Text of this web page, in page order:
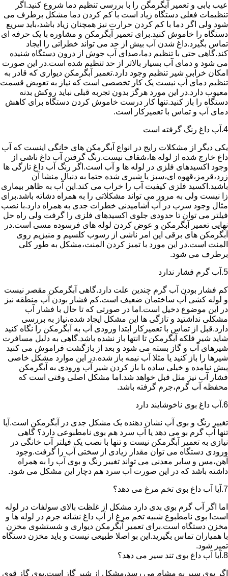
عیب یابی و تعمیر آبگرمگن را با بررسی تنظیم دما شروع کنید.اگر
تنظیمات فعلی دستگاه زیاد است با کم کردن دما مشکل برطرف می
شود ولی اگر دما با کم کردن حرارت نیز همچنان زیاد باشد،باید سریع
دستگاه را خاموش کنید.برای تعمیر آبگرمکن و مشاوره با یک حرفه ای
تماس بگیرد.داغ شدن آب بیش از حد می تواند خطراتی را ایجاد
کند.گاهی حتی با تنظیم دما،صدای آب جوش از درون دستگاه شنیده
می شود و دمای آب بسیار بالاتر از حد تنظیم شده است.در این صورت
امکان خرابی شیر تنظیم وجود دارد.تعمیر آبگرمکن دیواری که قادر به
تنظیم دمای آب نیست یک کار تخصصی است که نیاز به تعویض قسمت
معیوب دارد.در این مورد هرگز بدون تجربه قبلی نباید روکش بدنه
دستگاه را باز کنید.تنها کار درست خاموش کردن دستگاه برای کاهش
دمای آب و تماس با تعمیرکار است.
4.آب داغ رنگ گرفته است
یکی دیگر از مشکلات رایج در انواع آبگرمکن های خانگی اینست که آب
داغ خارج شده از لوله ها،شفاف نیست.رنگ گرفتن آب داغ ناشی از
وجود اکسیدهای فلزی در لوله ها و آب است.اگر رنگ آب داغ تازگی ها
زرد،قرمز،قهوه ای،سبز یا شیری شده حتما به دنبال منشا آن
باشید.اکسید فلزی کیفیت آب را خراب می کند.این آب به ظاهر بیماری
زا نیست ولی به مرور می تواند مشکلاتی را به همراه دشاته باشد.برای
مثال وجود سرب در آب آشامیدنی خطرات جدی به همراه دارد.با نصب
فیلتر می توان تا حدودی جلوی اکسیدهای فلزی را گرفت ولی راه حل
نهایی تعمیر آبگرمکن و عوض کردن لوله های فرسوده مسی است.در
آبگرمکن های برقی این امر ناشی از رسوب کلسیم و منیزیم روی
المنت است.در این مورد با تمیز کردن المنت،مشکل به طور کلی
برطرف می شود.
5.آب گرم فشار ندارد
کم فشار بودن آب گرم چندین علت دارد.گاهی آبگرمکن مقصر نیست
و لوله کشی آب ساختمان ضعیف است.کم فشار بودن آب منطقه نیز
در این موضوع دخیل است.اما در صورتی که تا حال با فشار آب
مشکلی نداشتید و تازگی ها این مشکل ایجاد شده،نیاز به بررسی
دارد.قبل از تماس با تعمیرکار ابتدا ورودی آب به آبگرمکن را نگاه کنید
شاید شیر فلکه آبگرمکن تا انتها باز نشده باشد.گاهی به دلیل مسافرت
شیرهای آب و گاز بسته می شود و بعد از بازگشت فراموش می کنید
شیرها را باز کنید یا مثلا آب نیمه باز شده.در این موارد مشکل خاصی
پیش نیامده و خیلی ساده با باز کردن شیر آب ورودی به آبگرمکن
فشار آب نیز مثل قبل خواهد شد.اما مشکل اصلی وقتی است که
محفظه آب گرم،جرم گرفته باشد.
6.آب داغ بوی ناخوشایند دارد
تغییر رنگ و بوی آب نشان دهنده یک مشکل جدی در آبگرمکن است.آیا
تنها آب گرم بو می دهد یا آب سرد هم بوی نامطبوعی دارد؟ گاهی
نیازی به تعمیر آبگرمکن نیست و تنها با نصب یک فیلتر آب خانگی در
ورودی دستگاه می توان مقدار زیادی از سختی آب را گرفت.وجود
آهن،مس و سایر معدنی می تواند تغییر رنگ و بوی آب را به همراه
داشته باشد که در این صورت آب سرد هم دچار این مشکل می شود.
7.آیا آب داغ بوی تخم مرغ می دهد؟
اما اگر آب گرم بوی بدی دارد مشکل از غلظت بالای سولفات در لوله
است! بوی نامطبوع شبیه تخم مرغ از آب داغ نشانه جرم در لوله ها و
مخزن دستگاه است.برای تعمیر آبگرمکن دیواری و شستشوی مخزن
با همیاران تماس بگیرید.این بو اصلا طبیعی نیست و باید مخزن دستگاه
تمیز شود.
8.آیا آب داغ بوی تند سیر می دهد؟
اگر بوی سیر به مشام می رسد،مشکل از شیر گاز است.بوی گاز قوی